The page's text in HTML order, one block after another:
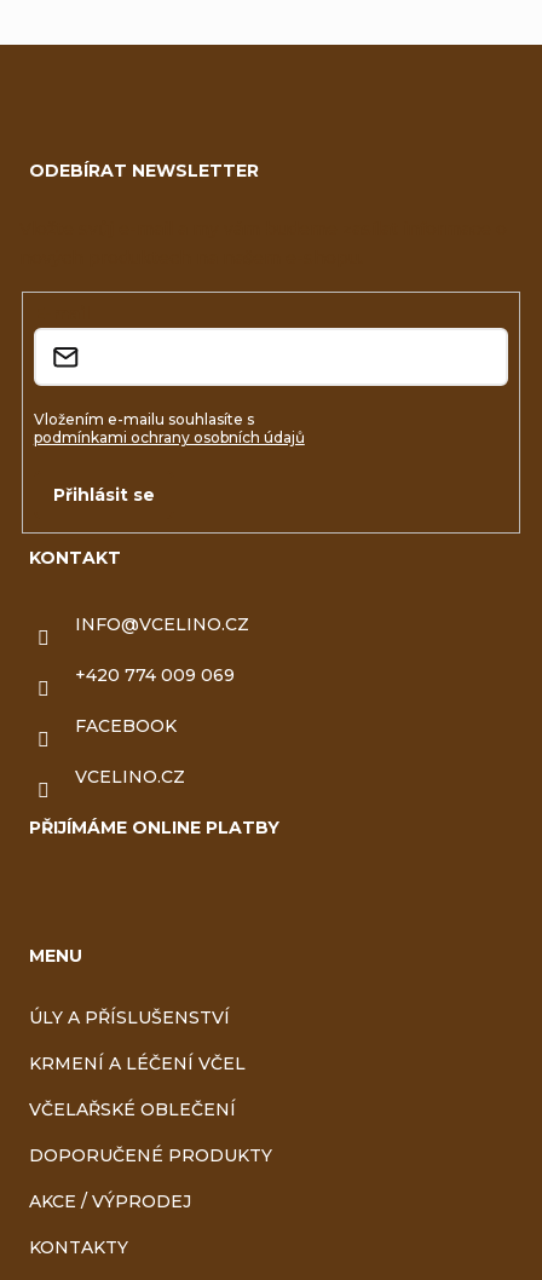
KONTAKT
INFO@VCELINO.CZ
+420 774 009 069
FACEBOOK
VCELINO.CZ
PŘIJÍMÁME ONLINE PLATBY
MENU
ÚLY A PŘÍSLUŠENSTVÍ
KRMENÍ A LÉČENÍ VČEL
VČELAŘSKÉ OBLEČENÍ
DOPORUČENÉ PRODUKTY
AKCE / VÝPRODEJ
KONTAKTY
ODEBÍRAT NEWSLETTER
Vložením e-mailu souhlasíte s
podmínkami ochrany osobních údajů
Přihlásit se